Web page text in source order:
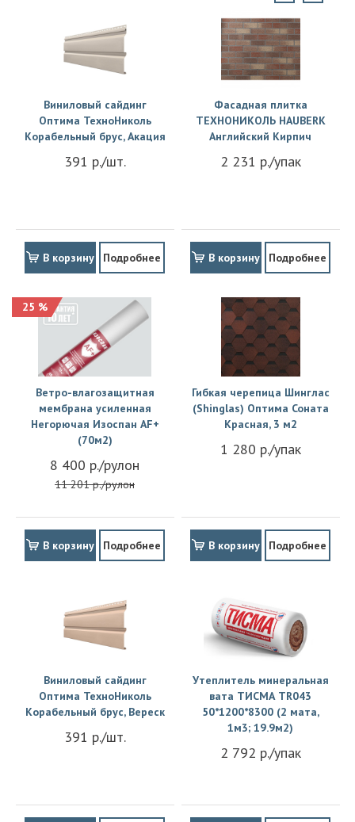
Виниловый сайдинг
Оптима ТехноНиколь
Корабельный брус, Акация
391 р./шт.
В корзину Подробнее
Фасадная плитка
ТЕХНОНИКОЛЬ HAUBERK
Английский Кирпич
2 231 р./упак
В корзину Подробнее
25 %
Ветро-влагозащитная
мембрана усиленная
Негорючая Изоспан АF+
(70м2)
8 400 р./рулон
11 201 р./рулон
В корзину Подробнее
Гибкая черепица Шинглас
(Shinglas) Оптима Соната
Красная, 3 м2
1 280 р./упак
В корзину Подробнее
Виниловый сайдинг
Оптима ТехноНиколь
Корабельный брус, Вереск
391 р./шт.
Утеплитель минеральная
вата ТИСМА TR043
50*1200*8300 (2 мата,
1м3; 19.9м2)
2 792 р./упак